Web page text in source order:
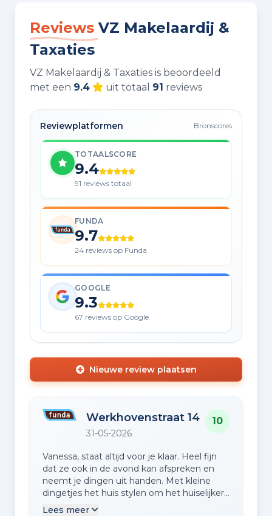
Reviews VZ Makelaardij &
Taxaties
VZ Makelaardij & Taxaties is beoordeeld
met een 9.4 uit totaal 91 reviews
Reviewplatformen Bronscores
TOTAALSCORE
9.4
91 reviews totaal
FUNDA
9.7
24 reviews op Funda
GOOGLE
9.3
67 reviews op Google
Nieuwe review plaatsen
Werkhovenstraat 14
31-05-2026
10
Vanessa, staat altijd voor je klaar. Heel fijn
dat ze ook in de avond kan afspreken en
neemt je dingen uit handen. Met kleine
dingetjes het huis stylen om het huiselijker
te maken heeft zeker een impact gemaakt.
Lees meer